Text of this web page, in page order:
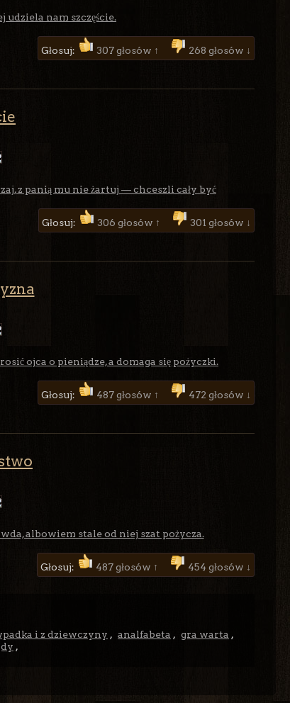
udziela nam szczęście.
Głosuj: 307 głosów ↑ 268 głosów ↓
z panią mu nie żartuj — chceszli cały być
Głosuj: 306 głosów ↑ 301 głosów ↓
ojca o pieniądze, a domaga się pożyczki.
Głosuj: 487 głosów ↑ 472 głosów ↓
albowiem stale od niej szat pożycza.
Głosuj: 487 głosów ↑ 454 głosów ↓
i z dziewczyny , analfabeta , gra warta ,
,